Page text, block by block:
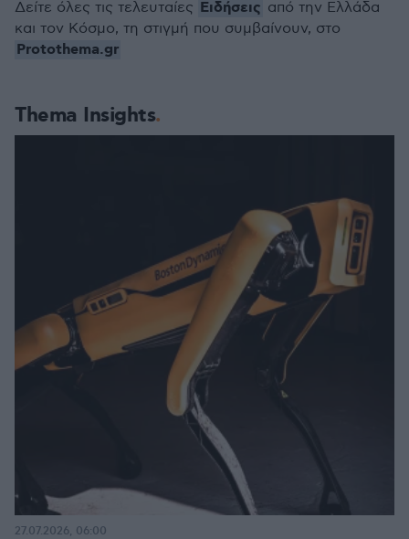
Thema Insights
27.07.2026, 06:00
Δείτε όλες τις τελευταίες Ειδήσεις από την Ελλάδα
και τον Κόσμο, τη στιγμή που συμβαίνουν, στο
Protothema.gr